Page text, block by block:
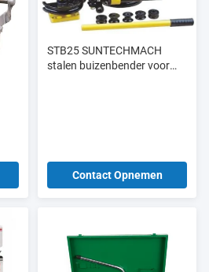
STB25 SUNTECHMACH
stalen buizenbender voor
Contact Opnemen